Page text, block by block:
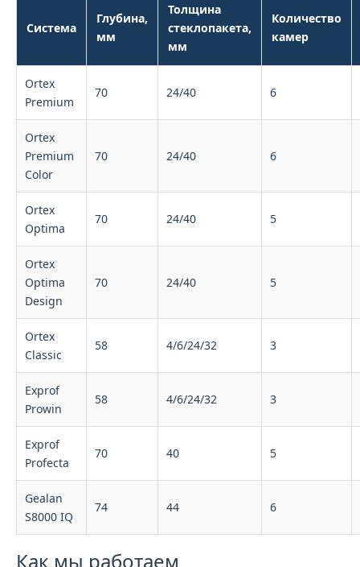
Система
Глубина,
мм
Толщина
стеклопакета,
мм
Количество
камер
Ortex
Premium
70 24/40 6
Ortex
Premium
Color
70 24/40 6
Ortex
Optima
70 24/40 5
Ortex
Optima
Design
70 24/40 5
Ortex
Classic
58 4/6/24/32 3
Exprof
Prowin
58 4/6/24/32 3
Exprof
Profecta
70 40 5
Gealan
S8000 IQ
74 44 6
Как мы работаем